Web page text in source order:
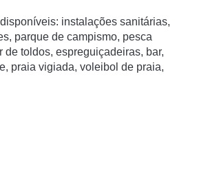
instalações sanitárias,
parque de campismo, pesca
de toldos, espreguiçadeiras, bar,
praia vigiada, voleibol de praia,